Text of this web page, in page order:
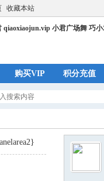
收藏本站
购买VIP 积分充值